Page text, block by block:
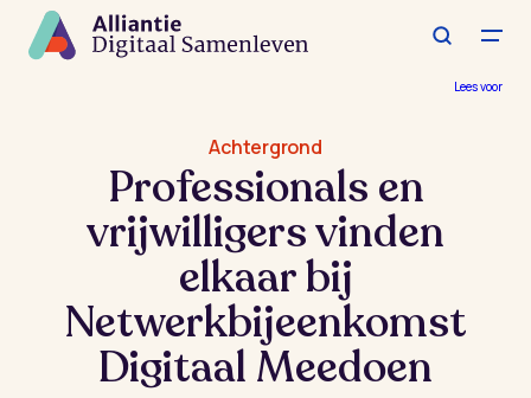
hoofdinhoud
Lees voor
Achtergrond
Professionals en
vrijwilligers vinden
elkaar bij
Netwerkbijeenkomst
Digitaal Meedoen